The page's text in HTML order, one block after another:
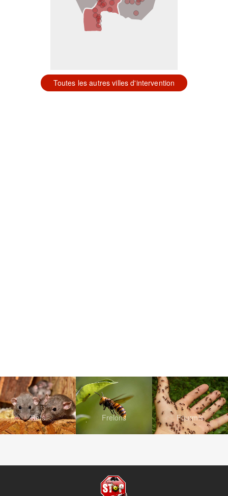
Toutes les autres villes d'intervention
Rats Frelons Fourmis